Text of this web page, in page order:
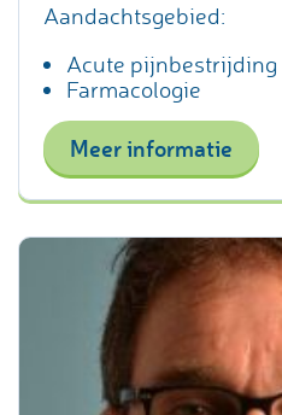
Aandachtsgebied:
Acute pijnbestrijding
Farmacologie
Meer informatie